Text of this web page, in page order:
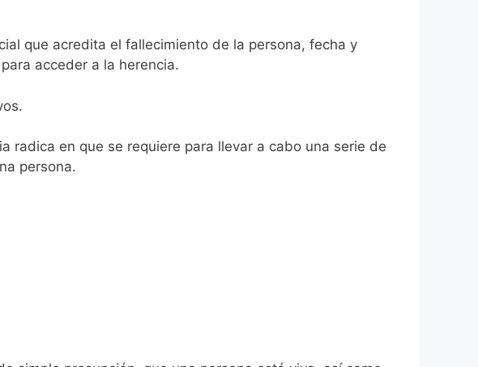
que acredita el fallecimiento de la persona, fecha y
acceder a la herencia.
radica en que se requiere para llevar a cabo una serie de
persona.